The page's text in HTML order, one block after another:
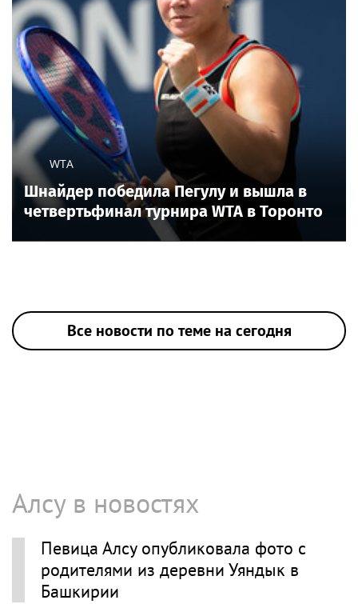
WTA
Шнайдер победила Пегулу и вышла в
четвертьфинал турнира WTA в Торонто
Все новости по теме на сегодня
Алсу в новостях
Певица Алсу опубликовала фото с
родителями из деревни Уяндык в
Башкирии